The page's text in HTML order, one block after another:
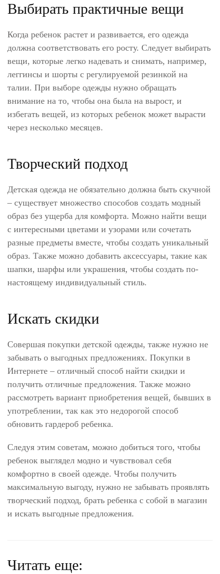
Выбирать практичные вещи
Когда ребенок растет и развивается, его одежда
должна соответствовать его росту. Следует выбирать
вещи, которые легко надевать и снимать, например,
леггинсы и шорты с регулируемой резинкой на
талии. При выборе одежды нужно обращать
внимание на то, чтобы она была на вырост, и
избегать вещей, из которых ребенок может вырасти
через несколько месяцев.
Творческий подход
Детская одежда не обязательно должна быть скучной
– существует множество способов создать модный
образ без ущерба для комфорта. Можно найти вещи
с интересными цветами и узорами или сочетать
разные предметы вместе, чтобы создать уникальный
образ. Также можно добавить аксессуары, такие как
шапки, шарфы или украшения, чтобы создать по-
настоящему индивидуальный стиль.
Искать скидки
Совершая покупки детской одежды, также нужно не
забывать о выгодных предложениях. Покупки в
Интернете – отличный способ найти скидки и
получить отличные предложения. Также можно
рассмотреть вариант приобретения вещей, бывших в
употреблении, так как это недорогой способ
обновить гардероб ребенка.
Следуя этим советам, можно добиться того, чтобы
ребенок выглядел модно и чувствовал себя
комфортно в своей одежде. Чтобы получить
максимальную выгоду, нужно не забывать проявлять
творческий подход, брать ребенка с собой в магазин
и искать выгодные предложения.
Читать еще: